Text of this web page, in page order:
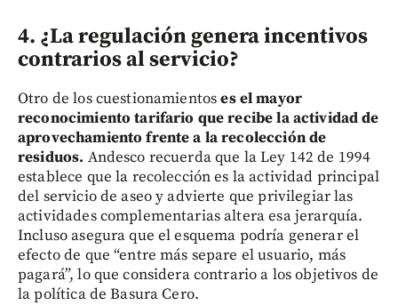
4. ¿La regulación genera incentivos
contrarios al servicio?
Otro de los cuestionamientoses el mayor
reconocimiento tarifario que recibe la actividad de
aprovechamiento frente a la recolección de
residuos. Andesco recuerda que la Ley 142 de 1994
establece que la recolección es la actividad principal
del servicio de aseo y advierte que privilegiar las
actividades complementarias altera esa jerarquía.
Incluso asegura que el esquema podría generar el
efecto de que “entre más separe el usuario, más
pagará”, lo que considera contrario a los objetivos de
la política de Basura Cero.